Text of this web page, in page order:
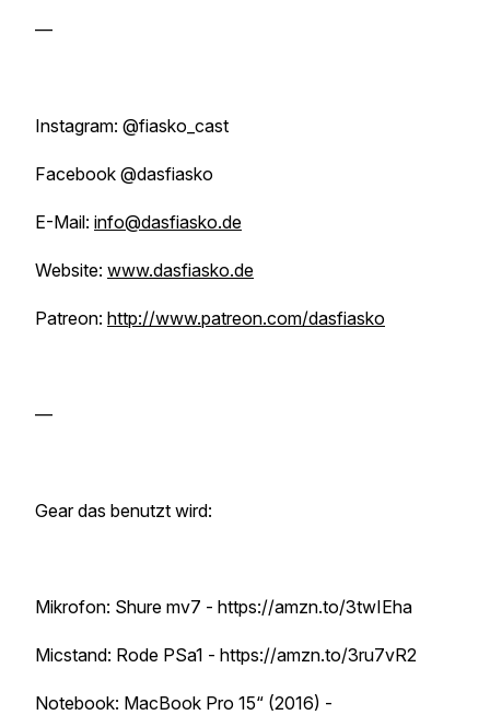
—
Instagram: @fiasko_cast
Facebook @dasfiasko
E-Mail: info@dasfiasko.de
Website: www.dasfiasko.de
Patreon: http://www.patreon.com/dasfiasko
—
Gear das benutzt wird:
Mikrofon: Shure mv7 - https://amzn.to/3twIEha
Micstand: Rode PSa1 - https://amzn.to/3ru7vR2
Notebook: MacBook Pro 15“ (2016) -